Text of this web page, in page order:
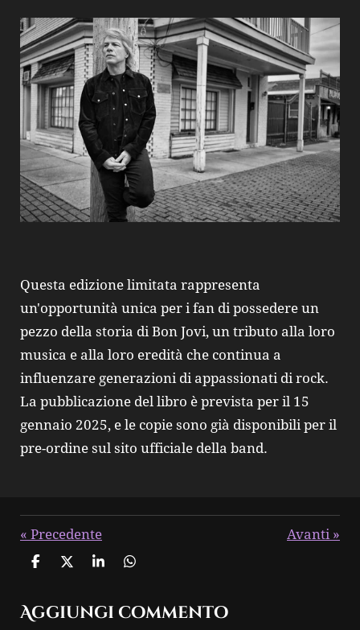
Questa edizione limitata rappresenta
un'opportunità unica per i fan di possedere un
pezzo della storia di Bon Jovi, un tributo alla loro
musica e alla loro eredità che continua a
influenzare generazioni di appassionati di rock.
La pubblicazione del libro è prevista per il 15
gennaio 2025, e le copie sono già disponibili per il
pre-ordine sul sito ufficiale della band.
« Precedente Avanti »
C
d
i
C
d
C
d
C
d
Aggiungi commento